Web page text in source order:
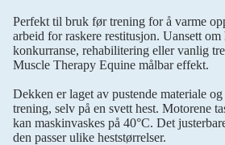
Perfekt til bruk før trening for å varme
arbeid for raskere restitusjon. Uansett
konkurranse, rehabilitering eller vanlig
Muscle Therapy Equine målbar effekt.
Dekken er laget av pustende materiale
trening, selv på en svett hest. Motorene
kan maskinvaskes på 40°C. Det
den passer ulike heststørrelser.